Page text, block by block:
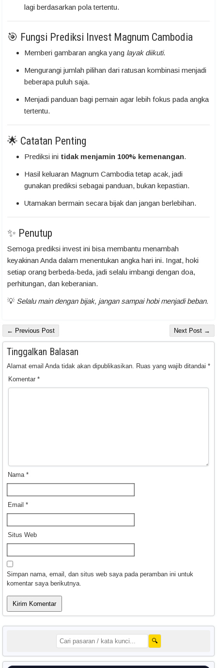
lagi berdasarkan pola tertentu.
🎯 Fungsi Prediksi Invest Magnum Cambodia
Memberi gambaran angka yang layak diikuti.
Mengurangi jumlah pilihan dari ratusan kombinasi menjadi
beberapa puluh saja.
Menjadi panduan bagi pemain agar lebih fokus pada angka
tertentu.
🌟 Catatan Penting
Prediksi ini tidak menjamin 100% kemenangan.
Hasil keluaran Magnum Cambodia tetap acak, jadi
gunakan prediksi sebagai panduan, bukan kepastian.
Utamakan bermain secara bijak dan jangan berlebihan.
✨ Penutup
Semoga prediksi invest ini bisa membantu menambah
keyakinan Anda dalam menentukan angka hari ini. Ingat, hoki
setiap orang berbeda-beda, jadi selalu imbangi dengan doa,
perhitungan, dan keberanian.
💡 Selalu main dengan bijak, jangan sampai hobi menjadi beban.
← Previous Post Next Post →
Tinggalkan Balasan
Alamat email Anda tidak akan dipublikasikan. Ruas yang wajib ditandai *
Komentar *
Nama *
Email *
Situs Web
Simpan nama, email, dan situs web saya pada peramban ini untuk
komentar saya berikutnya.
🔍